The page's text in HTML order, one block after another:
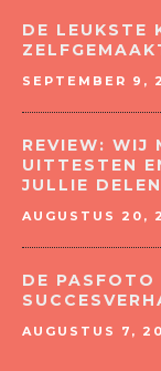
DE LEUKSTE
SEPTEMBER 9,
REVIEW: WIJ
UITTESTEN
JULLIE DELEN
AUGUSTUS 20,
DE PASFOTO
AUGUSTUS 7,